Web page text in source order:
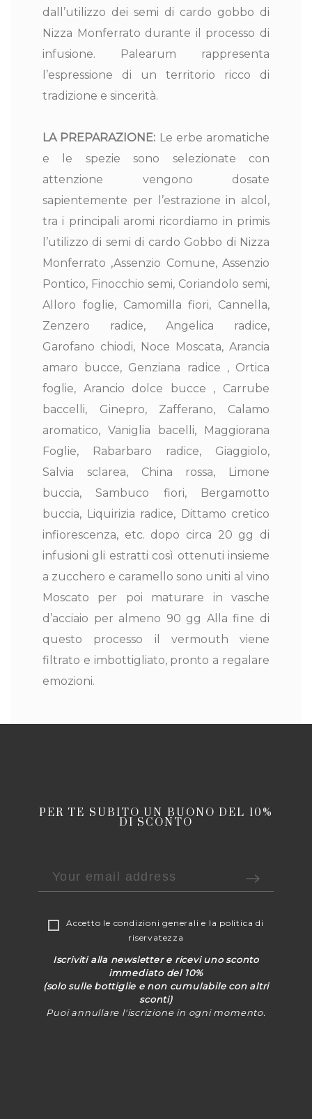
dall’utilizzo dei semi di cardo gobbo di
Nizza Monferrato durante il processo di
infusione. Palearum rappresenta
l’espressione di un territorio ricco di
tradizione e sincerità.
LA PREPARAZIONE: Le erbe aromatiche
e le spezie sono selezionate con
attenzione vengono dosate
sapientemente per l’estrazione in alcol,
tra i principali aromi ricordiamo in primis
l’utilizzo di semi di cardo Gobbo di Nizza
Monferrato ,Assenzio Comune, Assenzio
Pontico, Finocchio semi, Coriandolo semi,
Alloro foglie, Camomilla fiori, Cannella,
Zenzero radice, Angelica radice,
Garofano chiodi, Noce Moscata, Arancia
amaro bucce, Genziana radice , Ortica
foglie, Arancio dolce bucce , Carrube
baccelli, Ginepro, Zafferano, Calamo
aromatico, Vaniglia bacelli, Maggiorana
Foglie, Rabarbaro radice, Giaggiolo,
Salvia sclarea, China rossa, Limone
buccia, Sambuco fiori, Bergamotto
buccia, Liquirizia radice, Dittamo cretico
infiorescenza, etc. dopo circa 20 gg di
infusioni gli estratti così ottenuti insieme
a zucchero e caramello sono uniti al vino
Moscato per poi maturare in vasche
d’acciaio per almeno 90 gg Alla fine di
questo processo il vermouth viene
filtrato e imbottigliato, pronto a regalare
emozioni.
TIPOLOGIA
Vino Aromatizz
VITIGNI 100% Moscato
GRADO ALCOL
CONTIENE SO
LFITI
Si
PER TE SUBITO UN BUONO DEL 10%
DI SCONTO
Accetto le condizioni generali e la politica di
riservatezza
Iscriviti alla newsletter e ricevi uno sconto
immediato del 10%
(solo sulle bottiglie e non cumulabile con altri
sconti)
Puoi annullare l'iscrizione in ogni momento.